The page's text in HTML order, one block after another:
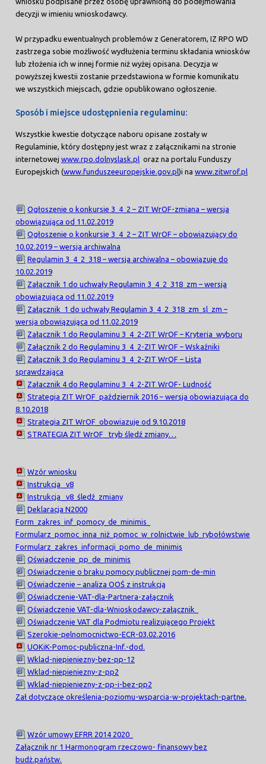
decyzji w imieniu wnioskodawcy.
W przypadku ewentualnych problemów z Generatorem, IZ RPO WD
zastrzega sobie możliwość wydłużenia terminu składania wniosków
lub złożenia ich w innej formie niż wyżej opisana. Decyzja w
powyższej kwestii zostanie przedstawiona w formie komunikatu
we wszystkich miejscach, gdzie opublikowano ogłoszenie.
Sposób i miejsce udostępnienia regulaminu:
Wszystkie kwestie dotyczące naboru opisane zostały w
Regulaminie, który dostępny jest wraz z załącznikami na stronie
internetowejwww.rpo.dolnyslask.pl oraz na portalu Funduszy
Europejskich (www.funduszeeuropejskie.gov.pl)i nawww.zitwrof.pl
Ogłoszenie o konkursie 3_4_2 – ZIT WrOF-zmiana – wersja
obowiązująca od 11.02.2019
Ogłoszenie o konkursie 3_4_2 – ZIT WrOF – obowiązujący do
10.02.2019 – wersja archiwalna
Regulamin 3_4_2_318 – wersja archiwalna – obowiązuje do
10.02.2019
Załącznik 1 do uchwały Regulamin 3_4_2_318_zm – wersja
obowiązująca od 11.02.2019
Załącznik 1 do uchwały Regulamin 3_4_2_318_zm_sl_zm –
wersja obowiązująca od 11.02.2019
Załącznik 1 do Regulaminu 3_4_2-ZIT WrOF – Kryteria_wyboru
Załącznik 2 do Regulaminu 3_4_2-ZIT WrOF – Wskaźniki
Załącznik 3 do Regulaminu 3_4_2-ZIT WrOF – Lista
sprawdzająca
Załacznik 4 do Regulaminu 3_4_2-ZIT WrOF- Ludność
Strategia ZIT WrOF_październik 2016 – wersja obowiazująca do
8.10.2018
Strategia ZIT WrOF_obowiazuje od 9.10.2018
STRATEGIA ZIT WrOF _tryb śledź zmiany…
Wzór wniosku
Instrukcja _v8
Instrukcja _v8_śledź_zmiany
Deklaracja N2000
Form_zakres_inf_pomocy_de_minimis_
Formularz_pomoc_inna_niż_pomoc_w_rolnictwie_lub_rybołówstwie
Formularz_zakres_informacji_pomo_de_minimis
Oświadczenie_pp_de_minimis
Oświadczenie o braku pomocy publicznej pom-de-min
Oświadczenie – analiza OOŚ z instrukcją
Oświadczenie-VAT-dla-Partnera-załącznik
Oświadczenie VAT-dla-Wnioskodawcy-załącznik_
Oświadczenie VAT dla Podmiotu realizującego Projekt
Szerokie-pelnomocnictwo-ECR-03.02.2016
UOKiK-Pomoc-publiczna-Inf.-dod.
Wklad-niepieniezny-bez-pp-12
Wklad-niepieniezny-z-pp2
Wklad-niepieniezny-z-pp-i-bez-pp2
Zał dotyczące określenia-poziomu-wsparcia-w-projektach-partne.
Wzór umowy EFRR 2014 2020_
Załącznik nr 1 Harmonogram rzeczowo- finansowy bez
budż.państw.